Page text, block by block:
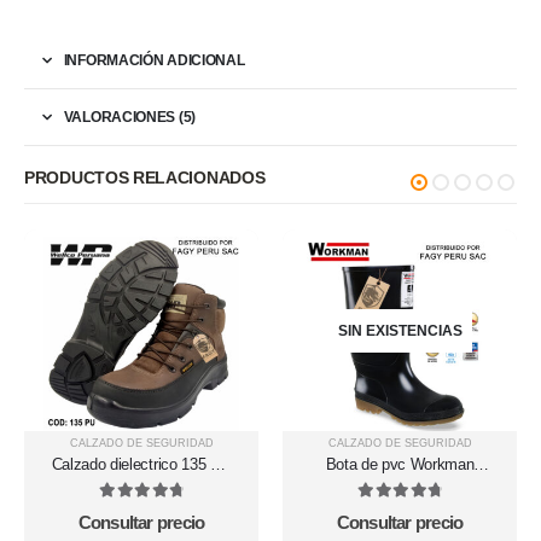
INFORMACIÓN ADICIONAL
VALORACIONES (5)
PRODUCTOS RELACIONADOS
CALZADO DE SEGURIDAD
Calzado dielectrico 135 PU
Wellco 2.0
Consultar precio
SIN EXISTENCIAS
CALZADO DE SEGURIDAD
Bota de pvc Workman
Waterproof
Consultar precio